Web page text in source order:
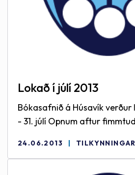
Lokað í júlí 2013
Bókasafnið á Húsavík verður
- 31. júlí Opnum aftur
óþægindum sem þetta kann
leið og við minnum á
24.06.2013 TILKYNNINGAR